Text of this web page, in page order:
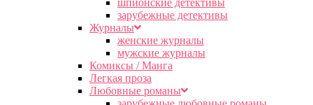
шпионские детективы
зарубежные детективы
Журналы
женские журналы
мужские журналы
Комиксы / Манга
Легкая проза
Любовные романы